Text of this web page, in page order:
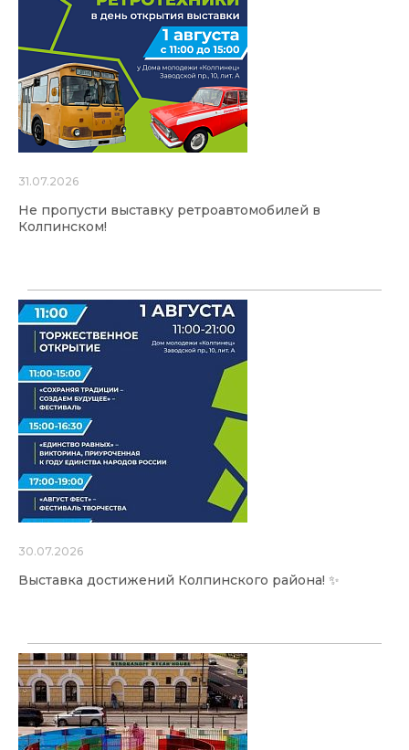
31.07.2026
Не пропусти выставку ретроавтомобилей в
Колпинском!
30.07.2026
Выставка достижений Колпинского района! ✨